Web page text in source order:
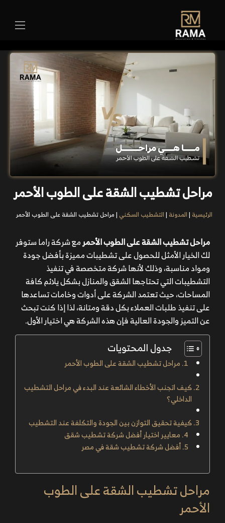
مراحل تشطيب الشقة على الطوب الأحمر
الرئيسية |المدونة |التشطيب السكني |مراحل تشطيب الشقة على الطوب الأحمر
مراحل تشطيب الشقة على الطوب الأحمرمع شركة راما ستوفر
لك الخيار الأمثل للحصول على تشطيبات مميزة بأفضل جودة
ومواد مناسبة، وذلك لأنها شركة متخصصة في تنفيذ
التشطيبات التي تحتاجها الشقق والمنازل بشكل يلائم كافة
المساحات، حيث تعتمد الشركة على أدوات وخامات تساعدها
على تنفيذ طلبات العملاء بكل دقة ومتانة، لذا إذا كنت تبحث
عن التميز والجودة العالية فإن هذه الشركة هي اختيار الأول.
جدول المحتويات
مراحل تشطيب الشقة على الطوب الأحمر
كيف اتجنب الأخطاء الشائعة عند البدء في مراحل التشطيب
الداخلي؟
كيفية تحقيق التوازن بين الجودة والتكلفة عند التشطيب
معايير اختيار أفضل شركة تشطيب شقق
أفضل شركة تشطيب شقة في مصر
مراحل تشطيب الشقة على الطوب
الأحمر